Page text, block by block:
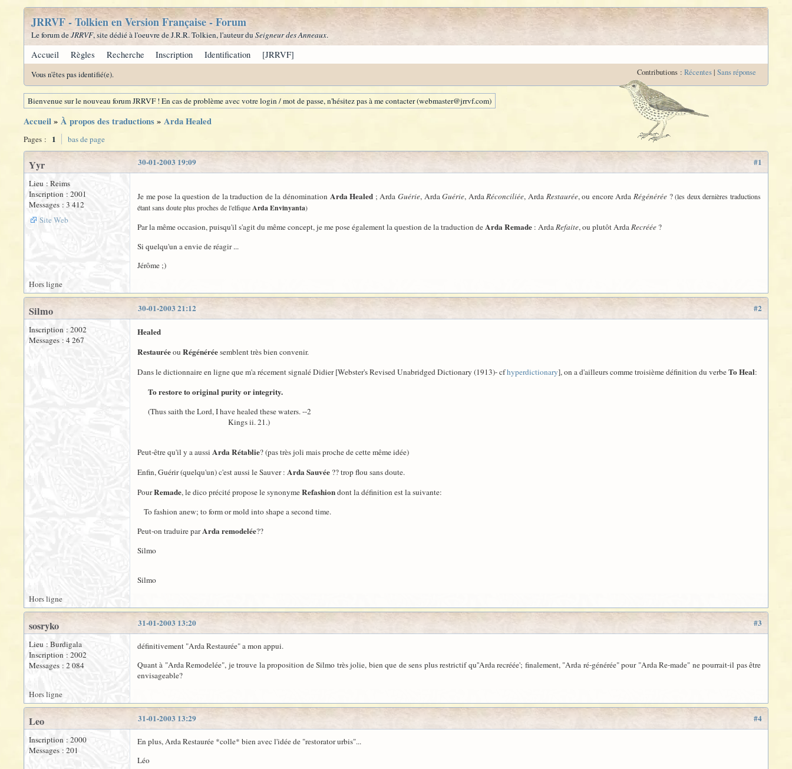
JRRVF - Tolkien en Version Française - Forum
Le forum deJRRVF, site dédié à l'oeuvre de J.R.R. Tolkien, l'auteur du Seigneur des Anneaux.
Accueil Règles Recherche Inscription Identification [JRRVF]
Vous n'êtes pas identifié(e). Contributions : Récentes| Sans réponse
Bienvenue sur le nouveau forum JRRVF ! En cas de problème avec votre login / mot de passe, n'hésitez pas à me contacter (webmaster@jrrvf.com)
Accueil» À propos des traductions» Arda Healed
Pages : 1 bas de page
#1
30-01-2003 19:09
Yyr
Lieu : Reims
Inscription : 2001
Messages : 3 412
Site Web
Je me pose la question de la traduction de la dénomination Arda Healed ; ArdaGuérie, ArdaGuérie, ArdaRéconciliée, Arda Restaurée, ou encore ArdaRégénérée ?(les deux dernières traductions
étant sans doute plus proches de l'elfiqueArda Envinyanta)
Par la même occasion, puisqu'il s'agit du même concept, je me pose également la question de la traduction deArda Remade : ArdaRefaite, ou plutôt ArdaRecréée ?
Si quelqu'un a envie de réagir ...
Jérôme ;)
Hors ligne
#2
30-01-2003 21:12
Silmo
Inscription : 2002
Messages : 4 267
Healed
Restauréeou Régénéréesemblent très bien convenir.
Dans le dictionnaire en ligne que m'a récement signalé Didier [Webster's Revised Unabridged Dictionary (1913)- cfhyperdictionary], on a d'ailleurs comme troisième définition du verbeTo Heal:
To restore to original purity or integrity.
(Thus saith the Lord, I have healed these waters. --2
Kings ii. 21.)
Peut-être qu'il y a aussi Arda Rétablie? (pas très joli mais proche de cette même idée)
Enfin, Guérir (quelqu'un) c'est aussi le Sauver : Arda Sauvée ?? trop flou sans doute.
PourRemade, le dico précité propose le synonymeRefashiondont la définition est la suivante:
To fashion anew; to form or mold into shape a second time.
Peut-on traduire parArda remodelée??
Silmo
Silmo
Hors ligne
#3
31-01-2003 13:20
sosryko
Lieu : Burdigala
Inscription : 2002
Messages : 2 084
définitivement "Arda Restaurée" a mon appui.
Quant à "Arda Remodelée", je trouve la proposition de Silmo très jolie, bien que de sens plus restrictif qu''Arda recréée'; finalement, "Arda ré-générée" pour "Arda Re-made" ne pourrait-il pas être
envisageable?
Hors ligne
#4
31-01-2003 13:29
Leo
Inscription : 2000
Messages : 201
En plus, Arda Restaurée *colle* bien avec l'idée de "restorator urbis"...
Léo